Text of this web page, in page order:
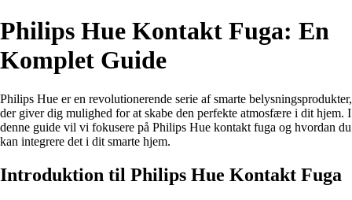
Philips Hue Kontakt Fuga: En
Komplet Guide
Philips Hue er en revolutionerende serie af smarte belysningsprodukter,
der giver dig mulighed for at skabe den perfekte atmosfære i dit hjem. I
denne guide vil vi fokusere på Philips Hue kontakt fuga og hvordan du
kan integrere det i dit smarte hjem.
Introduktion til Philips Hue Kontakt Fuga